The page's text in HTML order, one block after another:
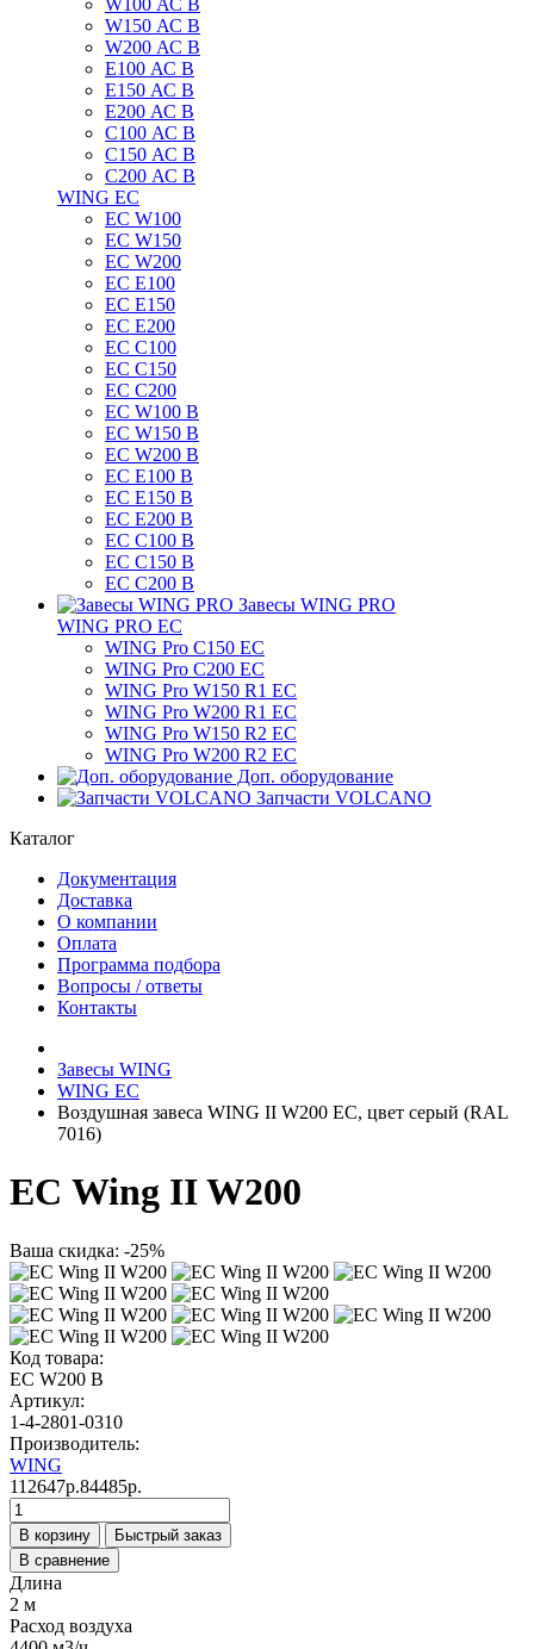
W100 АС B
W150 АС B
W200 АС B
E100 АС B
E150 АС B
E200 АС B
C100 АС B
C150 АС B
C200 АС B
WING EC
ЕС W100
ЕС W150
ЕС W200
ЕС E100
ЕС E150
ЕС E200
ЕС C100
EC C150
ЕС C200
ЕС W100 B
ЕС W150 B
ЕС W200 B
ЕС E100 B
ЕС E150 B
ЕС E200 B
ЕС C100 B
EC C150 B
ЕС C200 B
Завесы WING PRO
WING PRO EC
WING Pro C150 EC
WING Pro C200 EC
WING Pro W150 R1 EC
WING Pro W200 R1 EC
WING Pro W150 R2 EC
WING Pro W200 R2 EC
Доп. оборудование
Запчасти VOLCANO
Каталог
Документация
Доставка
О компании
Оплата
Программа подбора
Вопросы / ответы
Контакты
Завесы WING
WING EC
Bоздушная завеса WING II W200 EC, цвет серый (RAL
7016)
ЕС Wing II W200
Ваша скидка: -25%
Код товара:
ЕС W200 B
Артикул:
1-4-2801-0310
Производитель:
WING
112647р.84485р.
В корзину
Быстрый заказ
В сравнение
Длина
2 м
Расход воздуха